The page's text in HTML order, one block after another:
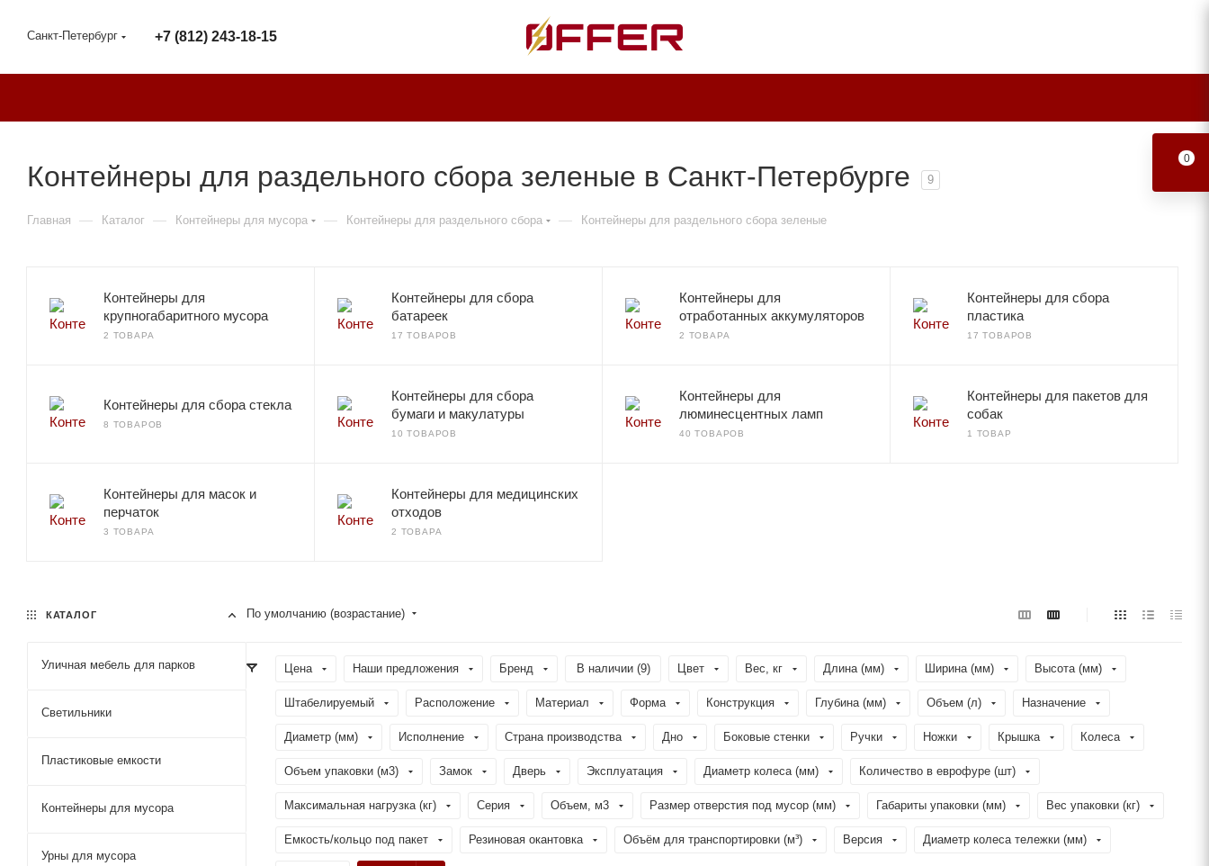
Санкт-Петербург +7 (812) 243-18-15
Контейнеры для раздельного сбора зеленые в Санкт-Петербурге 9
Главная — Каталог — Контейнеры для мусора — Контейнеры для раздельного сбора — Контейнеры для раздельного сбора зеленые
Контейнеры для
крупногабаритного мусора
2 ТОВАРА
Контейнеры для сбора
батареек
17 ТОВАРОВ
Контейнеры для
отработанных аккумуляторов
2 ТОВАРА
Контейнеры для сбора
пластика
17 ТОВАРОВ
Контейнеры для сбора стекла
8 ТОВАРОВ
Контейнеры для сбора
бумаги и макулатуры
10 ТОВАРОВ
Контейнеры для
люминесцентных ламп
40 ТОВАРОВ
Контейнеры для пакетов для
собак
1 ТОВАР
Контейнеры для масок и
перчаток
3 ТОВАРА
Контейнеры для медицинских
отходов
2 ТОВАРА
По умолчанию (возрастание)
Цена Наши предложения Бренд В наличии (9) Цвет Вес, кг Длина (мм) Ширина (мм) Высота (мм)
Штабелируемый Расположение Материал Форма Конструкция Глубина (мм) Объем (л) Назначение
Диаметр (мм) Исполнение Страна производства Дно Боковые стенки Ручки Ножки Крышка Колеса
Объем упаковки (м3) Замок Дверь Эксплуатация Диаметр колеса (мм) Количество в еврофуре (шт)
Максимальная нагрузка (кг) Серия Объем, м3 Размер отверстия под мусор (мм) Габариты упаковки (мм) Вес упаковки (кг)
Емкость/кольцо под пакет Резиновая окантовка Объём для транспортировки (м³) Версия Диаметр колеса тележки (мм)
КАТАЛОГ
Уличная мебель для парков
Светильники
Пластиковые емкости
Контейнеры для мусора
Урны для мусора
0